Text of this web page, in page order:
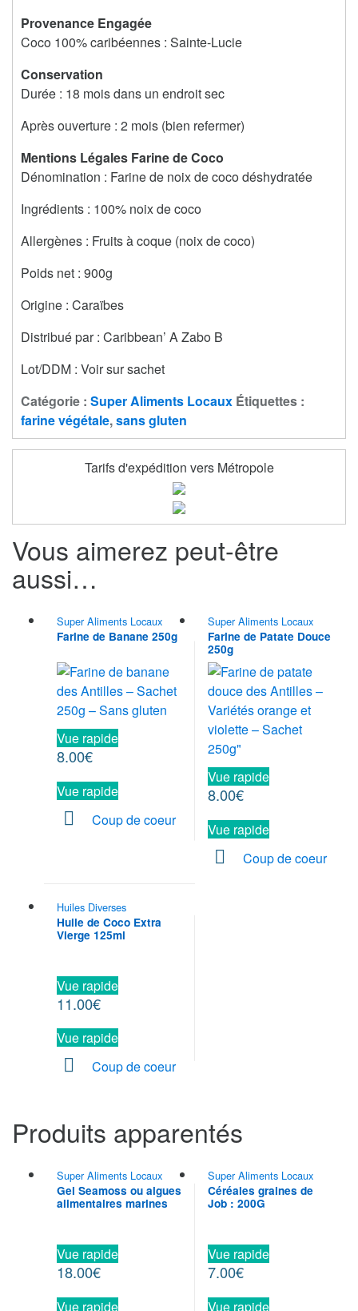
Provenance Engagée
Coco 100% caribéennes : Sainte-Lucie
Conservation
Durée : 18 mois dans un endroit sec
Après ouverture : 2 mois (bien refermer)
Mentions Légales Farine de Coco
Dénomination : Farine de noix de coco déshydratée
Ingrédients : 100% noix de coco
Allergènes : Fruits à coque (noix de coco)
Poids net : 900g
Origine : Caraïbes
Distribué par : Caribbean’ A Zabo B
Lot/DDM : Voir sur sachet
Catégorie : Super Aliments Locaux Étiquettes :
farine végétale,sans gluten
Tarifs d'expédition vers Métropole
Vous aimerez peut-être
aussi…
Super Aliments Locaux
Farine de Banane 250g
Vue rapide
8.00€
Vue rapide
Coup de coeur
Super Aliments Locaux
Farine de Patate Douce
250g
Vue rapide
8.00€
Vue rapide
Coup de coeur
Huiles Diverses
Huile de Coco Extra
Vierge 125ml
Vue rapide
11.00€
Vue rapide
Coup de coeur
Produits apparentés
Super Aliments Locaux
Gel Seamoss ou algues
alimentaires marines
Vue rapide
18.00€
Vue rapide
Super Aliments Locaux
Céréales graines de
Job : 200G
Vue rapide
7.00€
Vue rapide